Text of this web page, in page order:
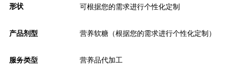
形状 可根据您的需求进行个性化定制
产品剂型 营养软糖（根据您的需求进行个性化定制）
服务类型 营养品代加工
扫码关注我们